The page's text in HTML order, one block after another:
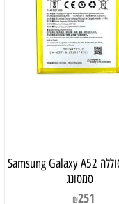
‏החלפת סוללה Samsung Galaxy A52
סמסונג
₪251